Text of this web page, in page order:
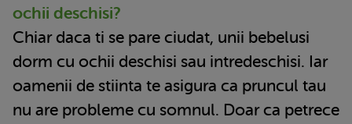
ochii deschisi?
Chiar daca ti se pare ciudat, unii bebelusi
dorm cu ochii deschisi sau intredeschisi. Iar
oamenii de stiinta te asigura ca pruncul tau
nu are probleme cu somnul. Doar ca petrece